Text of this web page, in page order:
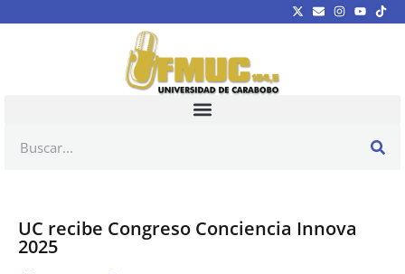
UC recibe Congreso Conciencia Innova
2025